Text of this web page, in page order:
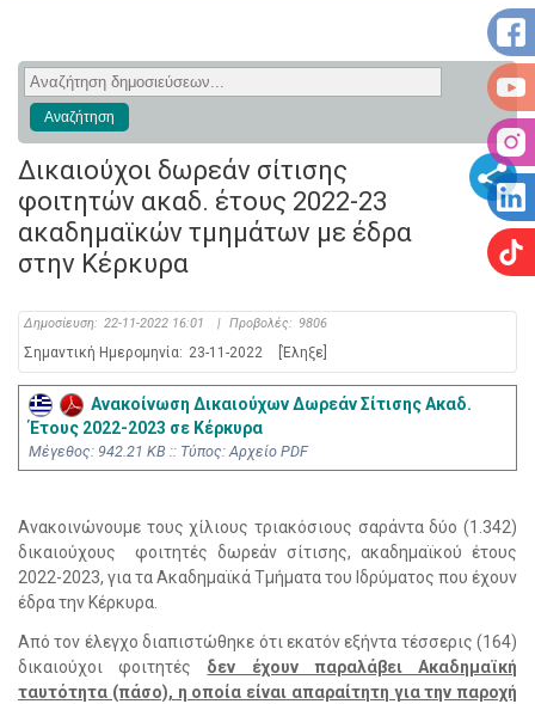
Δικαιούχοι δωρεάν σίτισης
φοιτητών ακαδ. έτους 2022-23
ακαδημαϊκών τμημάτων με έδρα
στην Κέρκυρα
Δημοσίευση: 22-11-2022 16:01 | Προβολές: 9806
Σημαντική Ημερομηνία: 23-11-2022 [Έληξε]
Ανακοίνωση Δικαιούχων Δωρεάν Σίτισης Ακαδ.
Έτους 2022-2023 σε Κέρκυρα
Mέγεθος: 942.21 KB :: Τύπος: Αρχείο PDF
Ανακοινώνουμε τους χίλιους τριακόσιους σαράντα δύο (1.342)
δικαιούχους φοιτητές δωρεάν σίτισης, ακαδημαϊκού έτους
2022-2023, για τα Ακαδημαϊκά Τμήματα του Ιδρύματος που έχουν
έδρα την Κέρκυρα.
Από τον έλεγχο διαπιστώθηκε ότι εκατόν εξήντα τέσσερις (164)
δικαιούχοι φοιτητές δεν έχουν παραλάβει Ακαδημαϊκή
ταυτότητα (πάσο), η οποία είναι απαραίτητη για την παροχή